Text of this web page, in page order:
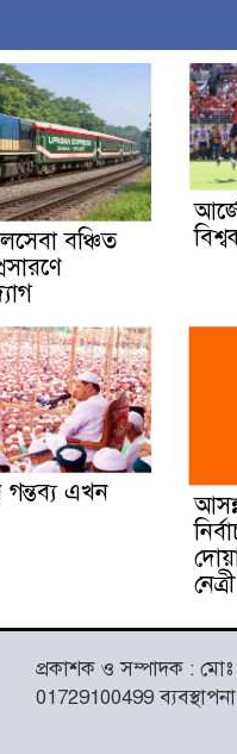
বঞ্চিত
এখন
প্রকাশক ও সম্পাদক :
01729100499